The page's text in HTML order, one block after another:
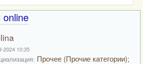
online
2024 10:35
Прочее (Прочие категории);